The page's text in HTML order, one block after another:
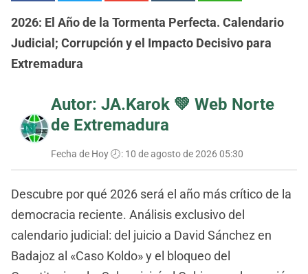
2026: El Año de la Tormenta Perfecta. Calendario
Judicial; Corrupción y el Impacto Decisivo para
Extremadura
Autor: JA.Karok 💚 Web Norte
de Extremadura
Fecha de Hoy 🕗: 10 de agosto de 2026 05:30
Descubre por qué 2026 será el año más crítico de la
democracia reciente. Análisis exclusivo del
calendario judicial: del juicio a David Sánchez en
Badajoz al «Caso Koldo» y el bloqueo del